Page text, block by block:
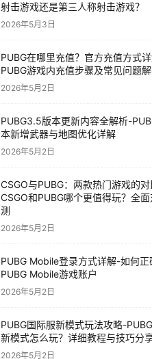
射击游戏还是第三人称射击游戏？
2026年5月3日
PUBG在哪里充值？官方充值方式
PUBG游戏内充值步骤及常见问题
2026年5月2日
PUBG3.5版本更新内容全解析-
本新增武器与地图优化详解
2026年5月2日
CSGO与PUBG：两款热门游戏的
CSGO和PUBG哪个更值得玩？全
测
2026年5月2日
PUBG Mobile登录方式详解-如何正
PUBG Mobile游戏账户
2026年5月2日
PUBG国际服新模式玩法攻略-
新模式怎么玩？详细教程与技巧分
2026年5月2日